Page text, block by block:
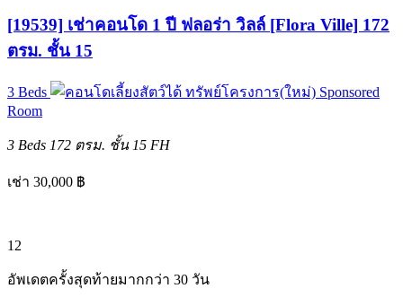
[19539] เช่าคอนโด 1 ปี ฟลอร่า วิลล์ [Flora Ville] 172
ตรม. ชั้น 15
3 Beds ทรัพย์โครงการ(ใหม่) Sponsored
Room
3 Beds 172 ตรม. ชั้น 15 FH
เช่า 30,000 ฿
12
อัพเดตครั้งสุดท้ายมากกว่า 30 วัน